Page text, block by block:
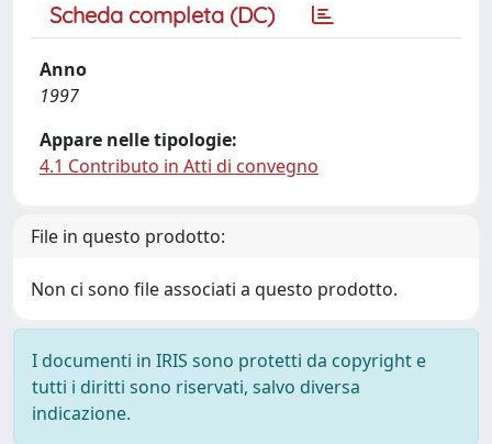
Scheda completa (DC)
Anno
1997
Appare nelle tipologie:
4.1 Contributo in Atti di convegno
File in questo prodotto:
Non ci sono file associati a questo prodotto.
I documenti in IRIS sono protetti da copyright e
tutti i diritti sono riservati, salvo diversa
indicazione.